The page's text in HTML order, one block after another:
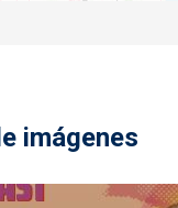
imágenes